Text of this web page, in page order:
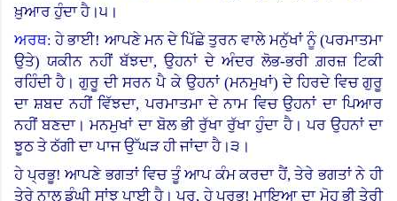
ਖ਼ੁਆਰ ਹੁੰਦਾ ਹੈ।੫।
ਅਰਥ: ਹੇ ਭਾਈ! ਆਪਣੇ ਮਨ ਦੇ ਪਿੱਛੇ ਤੁਰਨ ਵਾਲੇ ਮਨੁੱਖਾਂ ਨੂੰ (ਪਰਮਾਤਮਾ
ਉਤੇ) ਯਕੀਨ ਨਹੀਂ ਬੱਝਦਾ, ਉਹਨਾਂ ਦੇ ਅੰਦਰ ਲੋਭ-ਭਰੀ ਗ਼ਰਜ਼ ਟਿਕੀ
ਰਹਿੰਦੀ ਹੈ। ਗੁਰੂ ਦੀ ਸਰਨ ਪੈ ਕੇ ਉਹਨਾਂ (ਮਨਮੁਖਾਂ) ਦੇ ਹਿਰਦੇ ਵਿਚ ਗੁਰੂ
ਦਾ ਸ਼ਬਦ ਨਹੀਂ ਵਿੱਝਦਾ, ਪਰਮਾਤਮਾ ਦੇ ਨਾਮ ਵਿਚ ਉਹਨਾਂ ਦਾ ਪਿਆਰ
ਨਹੀਂ ਬਣਦਾ। ਮਨਮੁਖਾਂ ਦਾ ਬੋਲ ਭੀ ਰੁੱਖਾ ਰੁੱਖਾ ਹੁੰਦਾ ਹੈ। ਪਰ ਉਹਨਾਂ ਦਾ
ਝੂਠ ਤੇ ਠੱਗੀ ਦਾ ਪਾਜ ਉੱਘੜ ਹੀ ਜਾਂਦਾ ਹੈ।੩।
ਹੇ ਪ੍ਰਭੂ! ਆਪਣੇ ਭਗਤਾਂ ਵਿਚ ਤੂੰ ਆਪ ਕੰਮ ਕਰਦਾ ਹੈਂ, ਤੇਰੇ ਭਗਤਾਂ ਨੇ ਹੀ
ਤੇਰੇ ਨਾਲ ਡੂੰਘੀ ਸਾਂਝ ਪਾਈ ਹੈ। ਪਰ, ਹੇ ਪ੍ਰਭੂ! ਮਾਇਆ ਦਾ ਮੋਹ ਭੀ ਤੇਰੀ